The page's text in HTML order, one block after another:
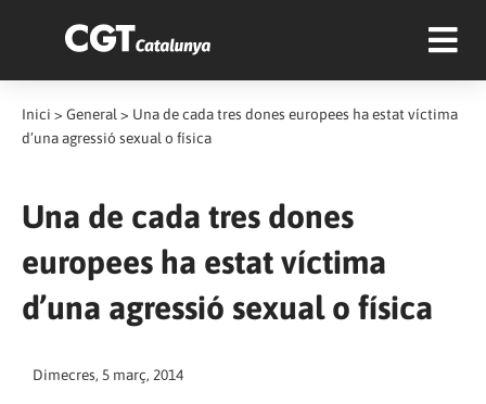
Inici > General > Una de cada tres dones europees ha estat víctima
d’una agressió sexual o física
Una de cada tres dones
europees ha estat víctima
d’una agressió sexual o física
Dimecres, 5 març, 2014